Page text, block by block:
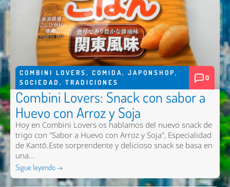
COMBINI LOVERS, COMIDA, JAPONSHOP,
SOCIEDAD , TRADICIONES
0
Combini Lovers: Snack con sabor a
Huevo con Arroz y Soja
Hoy en Combini Lovers os hablamos del nuevo snack de
trigo con "Sabor a Huevo con Arroz y Soja", Especialidad
de Kantō.Este sorprendente y delicioso snack se basa en
una...
Sigue leyendo →